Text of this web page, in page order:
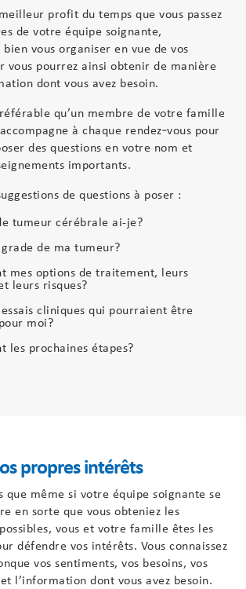
profit du temps que vous passez
de votre équipe soignante,
bien vous organiser en vue de vos
vous pourrez ainsi obtenir de manière
dont vous avez besoin.
qu’un membre de votre famille
à chaque rendez‑vous pour
des questions en votre nom et
importants.
de questions à poser :
tumeur cérébrale ai-je?
de ma tumeur?
mes options de traitement, leurs
leurs risques?
cliniques qui pourraient être
moi?
les prochaines étapes?
propres intérêts
que même si votre équipe soignante se
en sorte que vous obteniez les
vous et votre famille êtes les
défendre vos intérêts. Vous connaissez
vos sentiments, vos besoins, vos
l’information dont vous avez besoin.